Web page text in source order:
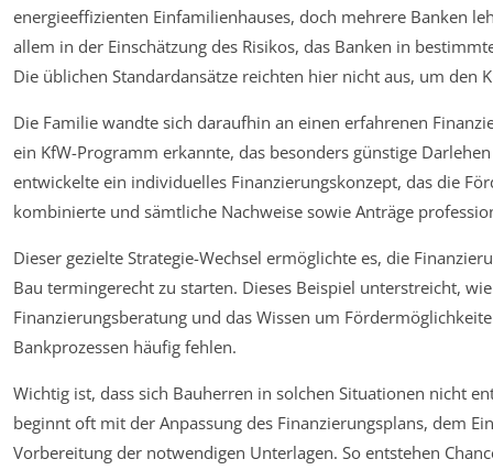
energieeffizienten Einfamilienhauses, doch mehrere Banken
allem in der Einschätzung des Risikos, das Banken in
Die üblichen Standardansätze reichten hier nicht aus, um den
Die Familie wandte sich daraufhin an einen erfahrenen
ein KfW-Programm erkannte, das besonders günstige
entwickelte ein individuelles Finanzierungskonzept, das die
kombinierte und sämtliche Nachweise sowie Anträge
Dieser gezielte Strategie-Wechsel ermöglichte es, die
Bau termingerecht zu starten. Dieses Beispiel unterstreicht,
Finanzierungsberatung und das Wissen um
Bankprozessen häufig fehlen.
Wichtig ist, dass sich Bauherren in solchen Situationen nicht
beginnt oft mit der Anpassung des Finanzierungsplans, dem
Vorbereitung der notwendigen Unterlagen. So entstehen